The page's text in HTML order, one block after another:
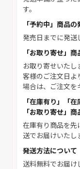
す。
「予約中」商品の
発売日までに発送
「お取り寄せ」
お取り寄せいた
客様のご注文日よ
場合は、ご注文を
「在庫有り」「
「お取り寄せ」
在庫有り商品を先
送でお届けいたし
発送方法について
送料無料でお届